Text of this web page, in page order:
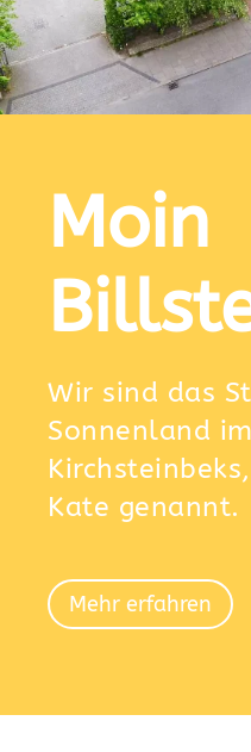
Moin
Wir sind das
Sonnenland
Kate genannt.
Mehr erfahren